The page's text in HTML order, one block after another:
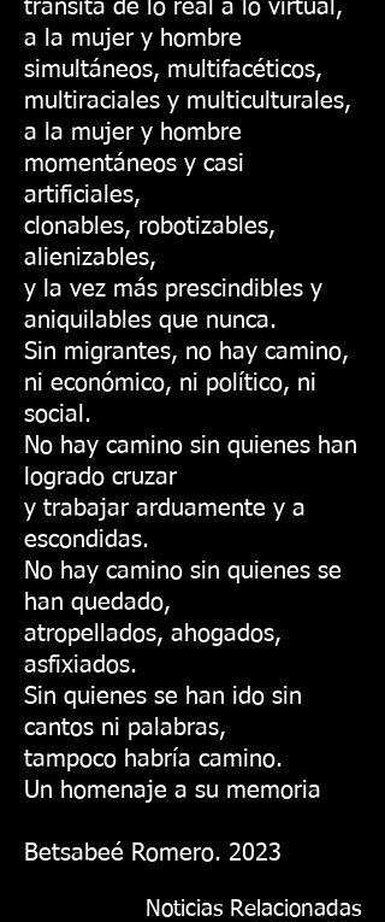
transita de lo real a lo virtual,
a la mujer y hombre
simultáneos, multifacéticos,
multiraciales y multiculturales,
a la mujer y hombre
momentáneos y casi
artificiales,
clonables, robotizables,
alienizables,
y la vez más prescindibles y
aniquilables que nunca.
Sin migrantes, no hay camino,
ni económico, ni político, ni
social.
No hay camino sin quienes han
logrado cruzar
y trabajar arduamente y a
escondidas.
No hay camino sin quienes se
han quedado,
atropellados, ahogados,
asfixiados.
Sin quienes se han ido sin
cantos ni palabras,
tampoco habría camino.
Un homenaje a su memoria
Betsabeé Romero. 2023
Noticias Relacionadas